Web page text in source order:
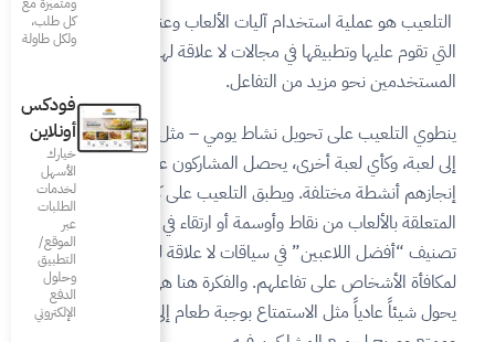
كل طلب،
ولكل طاولة
أونلاين
الأسهل
لخدمات
الطلبات
عبر
الموقع/
التطبيق
وحلول
الدفع
الإلكتروني
وعناصرها والمبادئ
لا علاقة لها بالألعاب لتحفيز
– مثل زيارة مطعم ما –
على مكافآت مقابل
على كل أنواع الحوافز
أو ارتقاء في المستويات أو حتى
لا علاقة لها بالألعاب أصلاً
هنا هي أن التلعيب
طعام إلى نشاط مشوق